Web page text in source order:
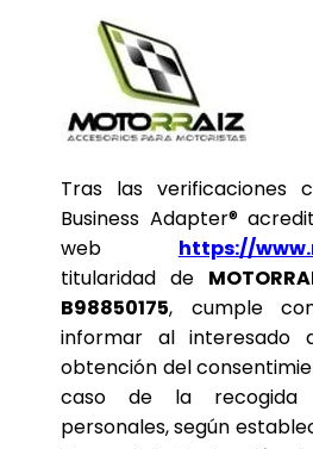
Tras las verificaciones
Business Adapter®
web https://
titularidad de
B98850175, cumple
informar al interesado
obtención del
caso de la
personales, según